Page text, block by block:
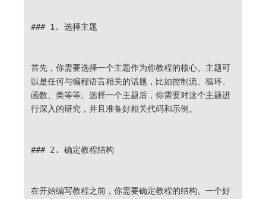
### 1. 选择主题
首先，你需要选择一个主题作为你教程的核心。主题可
以是任何与编程语言相关的话题，比如控制流、循环、
函数、类等等。选择一个主题后，你需要对这个主题进
行深入的研究，并且准备好相关代码和示例。
### 2. 确定教程结构
在开始编写教程之前，你需要确定教程的结构。一个好